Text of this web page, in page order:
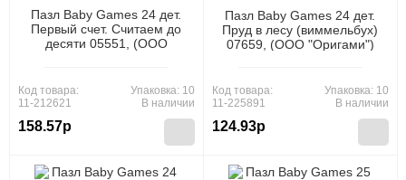
Пазл Baby Games 24 дет.
Первый счет. Считаем до
десяти 05551, (ООО
Код товара:
11-212621
158.57р
Упаковка: 10
В наличии
Пазл Baby Games 24 дет.
Пруд в лесу (виммельбух)
07659, (ООО "Оригами")
Код товара:
11-225891
124.93р
Упаковка: 10
В наличии